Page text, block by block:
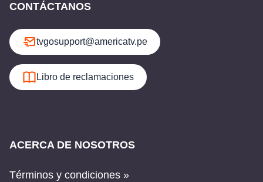
CONTÁCTANOS
tvgosupport@americatv.pe
Libro de reclamaciones
ACERCA DE NOSOTROS
Términos y condiciones »